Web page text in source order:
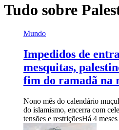
Tudo sobre
Mundo
Impedidos de
mesquitas,
fim do ramadã na
Nono mês do calendário
do islamismo, encerra com
tensões e restriçõesHá 4 meses